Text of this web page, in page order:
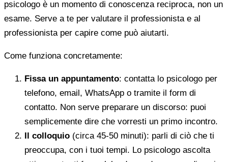
psicologo è un momento di conoscenza reciproca, non un
esame. Serve a te per valutare il professionista e al
professionista per capire come può aiutarti.
Come funziona concretamente:
Fissa un appuntamento: contatta lo psicologo per
telefono, email, WhatsApp o tramite il form di
contatto. Non serve preparare un discorso: puoi
semplicemente dire che vorresti un primo incontro.
Il colloquio (circa 45-50 minuti): parli di ciò che ti
preoccupa, con i tuoi tempi. Lo psicologo ascolta